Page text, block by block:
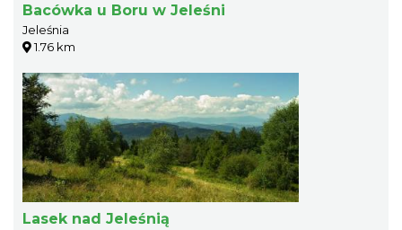
Bacówka u Boru w Jeleśni
Jeleśnia
1.76 km
Lasek nad Jeleśnią